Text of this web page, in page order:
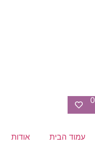
0
עמוד הבית אודות